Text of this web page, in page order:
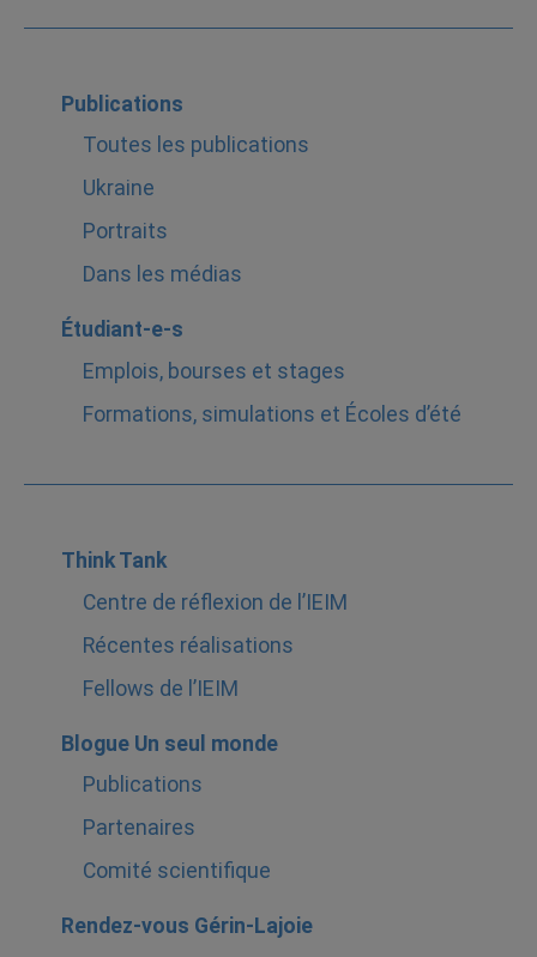
Publications
Toutes les publications
Ukraine
Portraits
Dans les médias
Étudiant-e-s
Emplois, bourses et stages
Formations, simulations et Écoles d’été
Think Tank
Centre de réflexion de l’IEIM
Récentes réalisations
Fellows de l’IEIM
Blogue Un seul monde
Publications
Partenaires
Comité scientifique
Rendez-vous Gérin-Lajoie